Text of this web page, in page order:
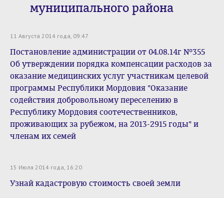
муниципального района
11 Августа 2014 года, 09:47
Постановление администрации от 04.08.14г №355
Об утверждении порядка компенсации расходов за
оказание медицинских услуг участникам целевой
программы Республики Мордовия "Оказание
содействия добровольному переселению в
Республику Мордовия соотечественников,
проживающих за рубежом, на 2013-2915 годы" и
членам их семей
15 Июля 2014 года, 16:20
Узнай кадастровую стоимость своей земли